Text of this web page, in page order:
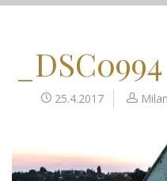
25.4.2017